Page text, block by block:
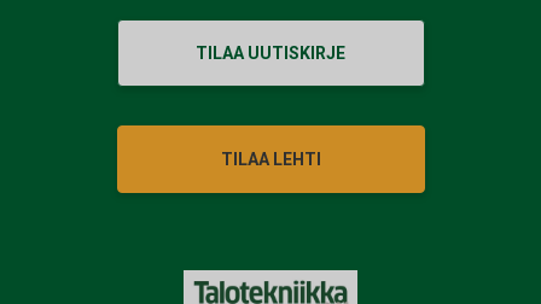
TILAA UUTISKIRJE
TILAA LEHTI